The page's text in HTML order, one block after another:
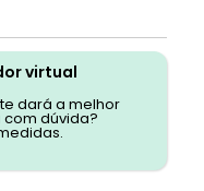
virtual
dará a melhor
dúvida?